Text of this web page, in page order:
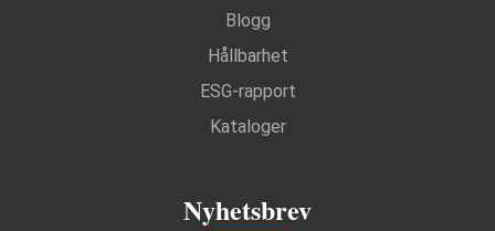
Blogg
Hållbarhet
ESG-rapport
Kataloger
Nyhetsbrev